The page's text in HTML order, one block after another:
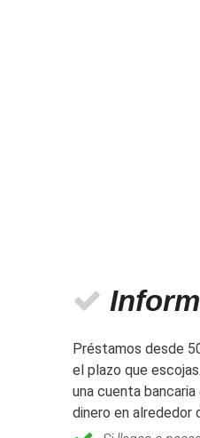
Préstamos desde
el plazo que
una cuenta
dinero en alrededor